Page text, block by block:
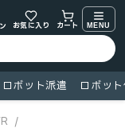
お気に入り カート MENU
ロボット派遣 ロボッ
/